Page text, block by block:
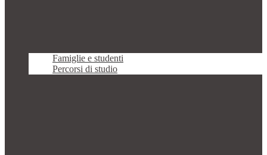
Famiglie e studenti
Percorsi di studio